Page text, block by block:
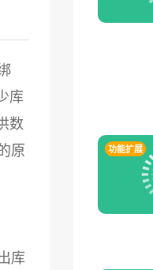
库
数
原
库
功能扩展